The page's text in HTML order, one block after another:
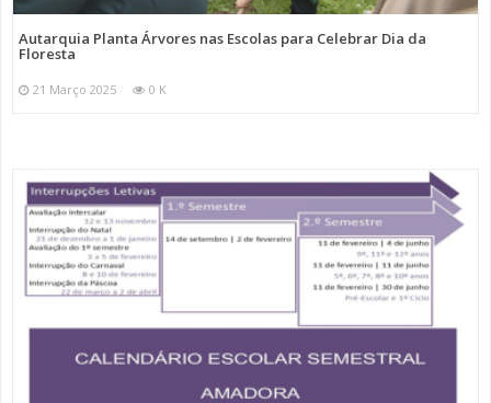
Autarquia Planta Árvores nas Escolas para Celebrar Dia da
Floresta
21 Março 2025 0 K